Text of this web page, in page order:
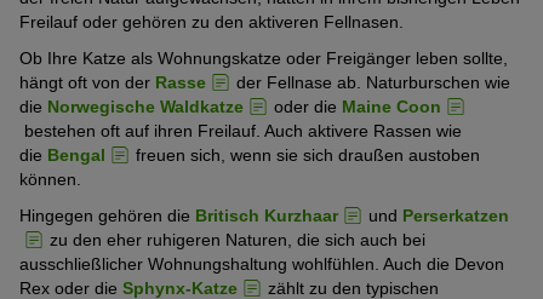
Freilauf oder gehören zu den aktiveren Fellnasen.
Ob Ihre Katze als Wohnungskatze oder Freigänger leben sollte,
hängt oft von der Rasse
der Fellnase ab. Naturburschen wie
die Norwegische Waldkatze oder die Maine Coon
bestehen oft auf ihren Freilauf. Auch aktivere Rassen wie
die Bengal
freuen sich, wenn sie sich draußen austoben
können.
Hingegen gehören die Britisch Kurzhaar und Perserkatzen
zu den eher ruhigeren Naturen, die sich auch bei
ausschließlicher Wohnungshaltung wohlfühlen. Auch die Devon
Rex oder die Sphynx-Katze
zählt zu den typischen